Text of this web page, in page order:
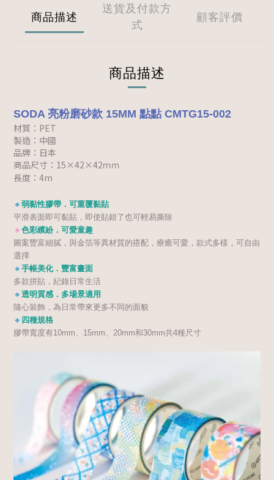
商品描述
送貨及付款方
式
顧客評價
商品描述
SODA 亮粉磨砂款 15MM 點點 CMTG15-002
材質：PET
製造：中國
品牌：日本
商品尺寸： 15×42×42ｍｍ
長度：4m
🔸 弱黏性膠帶．可重覆黏貼
平滑表面即可黏貼，即使貼錯了也可輕易撕除
🔸 色彩繽紛．可愛童趣
圖案豐富細膩，與金箔等異材質的搭配，療癒可愛， 款式多樣，可自由
選擇
🔸 手帳美化．豐富畫面
多款拼貼，紀錄日常生活
🔸 透明質感．多場景適用
隨心裝飾，為日常帶來更多不同的面貌
🔸 四種規格
膠帶寬度有10mm、15mm、20mm和30mm共4種尺寸